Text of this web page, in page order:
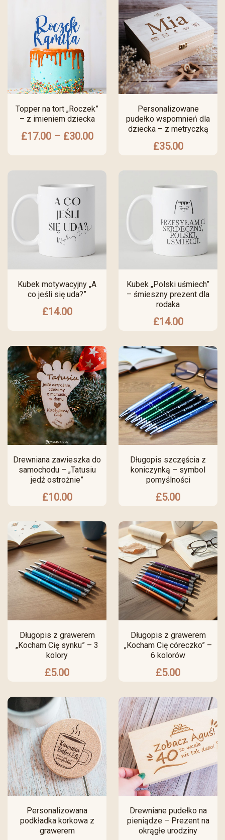
Topper na tort „Roczek”
– z imieniem dziecka
£17.00 – £30.00
Personalizowane
pudełko wspomnień dla
dziecka – z metryczką
£35.00
Kubek motywacyjny „A
co jeśli się uda?”
£14.00
Kubek „Polski uśmiech”
– śmieszny prezent dla
rodaka
£14.00
Drewniana zawieszka do
samochodu – „Tatusiu
jedź ostrożnie”
£10.00
Długopis szczęścia z
koniczynką – symbol
pomyślności
£5.00
Długopis z grawerem
„Kocham Cię synku” – 3
kolory
£5.00
Długopis z grawerem
„Kocham Cię córeczko” –
6 kolorów
£5.00
Personalizowana
podkładka korkowa z
grawerem
Drewniane pudełko na
pieniądze – Prezent na
okrągłe urodziny